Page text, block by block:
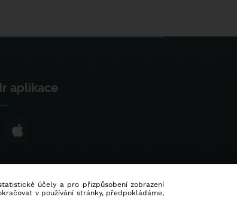
aplikace
účely a pro přizpůsobení zobrazení
v používání stránky, předpokládáme,